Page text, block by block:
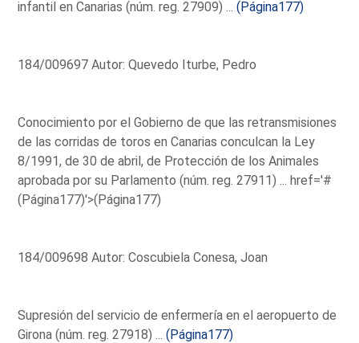
infantil en Canarias (núm. reg. 27909) ...(Página177)
184/009697 Autor: Quevedo Iturbe, Pedro
Conocimiento por el Gobierno de que las retransmisiones
de las corridas de toros en Canarias conculcan la Ley
8/1991, de 30 de abril, de Protección de los Animales
aprobada por su Parlamento (núm. reg. 27911) ...href='#
(Página177)'>(Página177)
184/009698 Autor: Coscubiela Conesa, Joan
Supresión del servicio de enfermería en el aeropuerto de
Girona (núm. reg. 27918) ...(Página177)